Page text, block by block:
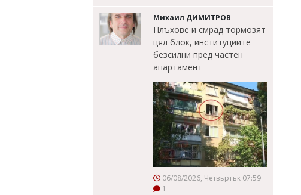
Михаил ДИМИТРОВ
Плъхове и смрад тормозят
цял блок, институциите
безсилни пред частен
апартамент
06/08/2026, Четвъртък 07:59
1